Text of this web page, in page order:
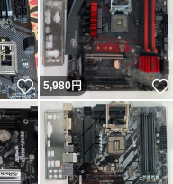
いいね！
5,980円